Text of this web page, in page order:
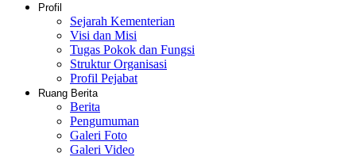
Profil
Sejarah Kementerian
Visi dan Misi
Tugas Pokok dan Fungsi
Struktur Organisasi
Profil Pejabat
Ruang Berita
Berita
Pengumuman
Galeri Foto
Galeri Video